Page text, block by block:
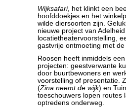
Wijksafari, het klinkt een
hoofddoekjes en het
wilde diersoorten zijn.
nieuwe project van
locatietheatervoorstelling,
gastvrije ontmoeting met
Roosen heeft inmiddels
projecten: geestverwante
door buurtbewoners en
voorstelling of presentatie.
(Zina neemt de wijk) en
toeschouwers lopen routes
optredens onderweg.